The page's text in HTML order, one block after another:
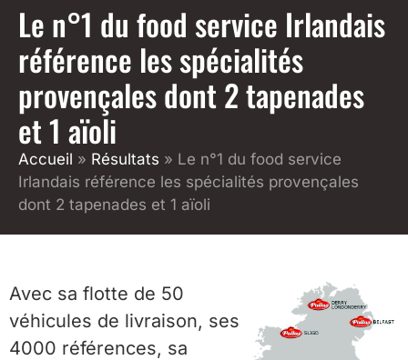
Le n°1 du food service Irlandais
référence les spécialités
provençales dont 2 tapenades
et 1 aïoli
Accueil » Résultats » Le n°1 du food service
Irlandais référence les spécialités provençales
dont 2 tapenades et 1 aïoli
Avec sa flotte de 50
véhicules de livraison, ses
4000 références, sa